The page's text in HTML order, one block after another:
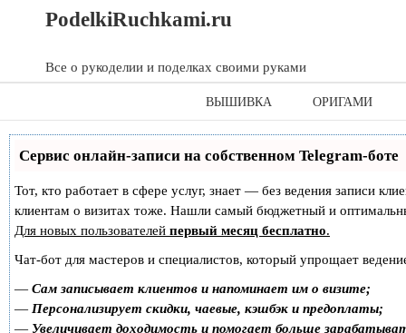
PodelkiRuchkami.ru
Все о рукоделии и поделках своими руками
ВЫШИВКА ОРИГАМИ
Сервис онлайн-записи на собственном Telegram-боте
Тот, кто работает в сфере услуг, знает — без ведения записи
клиентам о визитах тоже. Нашли самый бюджетный и
Для новых пользователей первый месяц бесплатно.
Чат-бот для мастеров и специалистов, который упрощает
— Сам записывает клиентов и напоминает им о визите;
— Персонализирует скидки, чаевые, кэшбэк и предоплаты;
— Увеличивает доходимость и помогает больше